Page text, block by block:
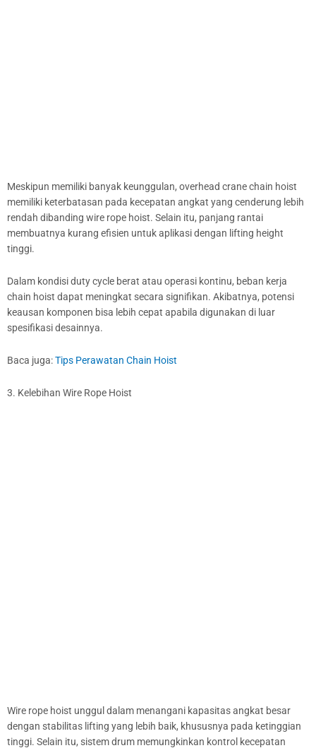
Meskipun memiliki banyak keunggulan, overhead crane chain hoist
memiliki keterbatasan pada kecepatan angkat yang cenderung lebih
rendah dibanding wire rope hoist. Selain itu, panjang rantai
membuatnya kurang efisien untuk aplikasi dengan lifting height
tinggi.
Dalam kondisi duty cycle berat atau operasi kontinu, beban kerja
chain hoist dapat meningkat secara signifikan. Akibatnya, potensi
keausan komponen bisa lebih cepat apabila digunakan di luar
spesifikasi desainnya.
Baca juga:Tips Perawatan Chain Hoist
3. Kelebihan Wire Rope Hoist
Wire rope hoist unggul dalam menangani kapasitas angkat besar
dengan stabilitas lifting yang lebih baik, khususnya pada ketinggian
tinggi. Selain itu, sistem drum memungkinkan kontrol kecepatan